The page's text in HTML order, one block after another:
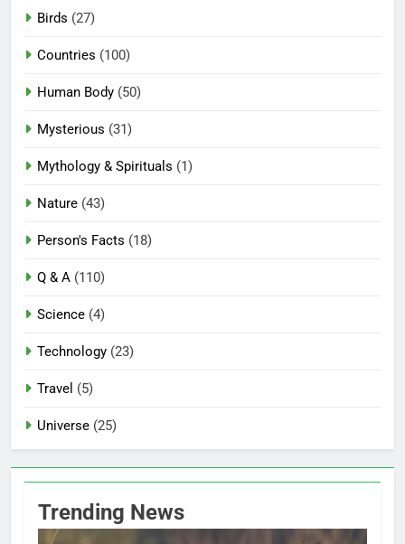
Birds (27)
Countries (100)
Human Body (50)
Mysterious (31)
Mythology & Spirituals (1)
Nature (43)
Person's Facts (18)
Q & A (110)
Science (4)
Technology (23)
Travel (5)
Universe (25)
Trending News